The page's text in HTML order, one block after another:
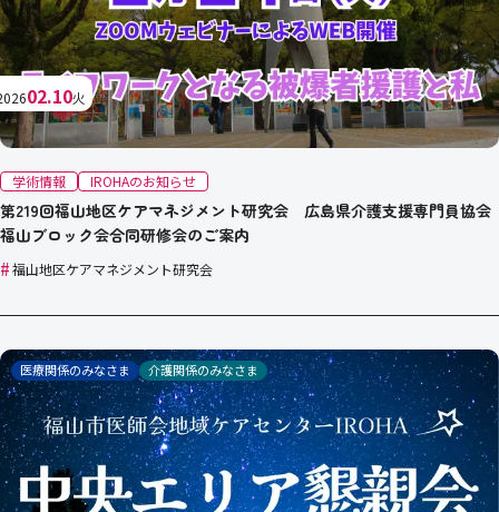
02.10火
学術情報 IROHAのお知らせ
第219回福山地区ケアマネジメント研究会 広島県介護支援専門員協会
福山ブロック会合同研修会のご案内
#福山地区ケアマネジメント研究会
医療関係のみなさま 介護関係のみなさま